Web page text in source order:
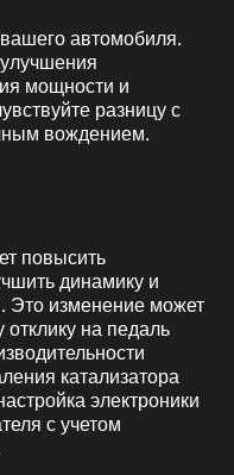
автомобиля.
мощности и
разницу с
вождением.
повысить
динамику и
Это изменение может
на педаль
катализатора
электроники
с учетом